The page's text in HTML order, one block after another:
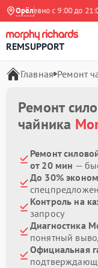
Орёл
Ежедневно с 9:00 до 21:00
REMSUPPORT
Главная Ремонт
Ремонт
чайника
Ремонт
от 20 мин —
До 30%
Контроль на
запросу
Диагностика
понятный
Официальная